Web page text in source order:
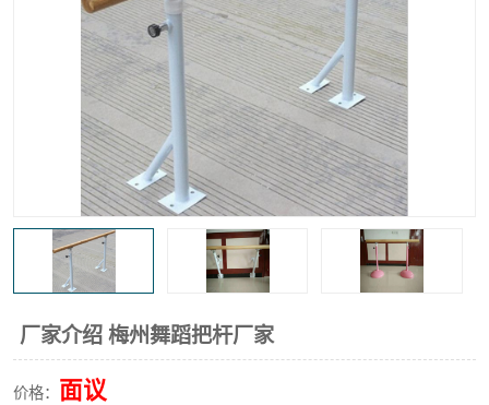
厂家介绍 梅州舞蹈把杆厂家
价格： 面议